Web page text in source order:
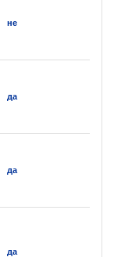
не
да
да
да